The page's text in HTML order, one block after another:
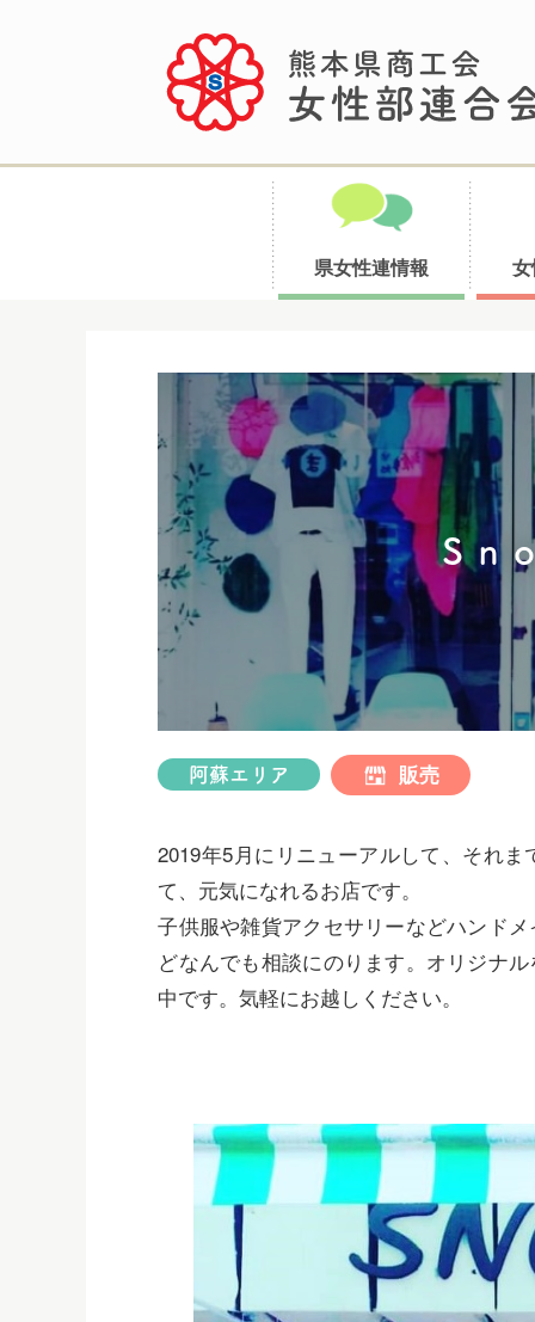
県女性連情報
テ
へ
キ
ッ
Ｓｎ
阿蘇エリア 販売
2019年5月にリニューアルして、それ
て、元気になれるお店です。
子供服や雑貨アクセサリーなどハンド
どなんでも相談にのります。オリジナ
中です。気軽にお越しください。